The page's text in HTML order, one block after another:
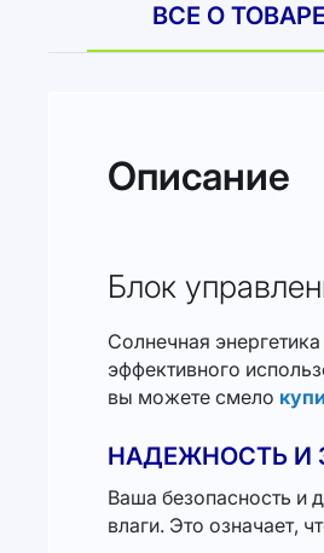
ВСЕ О ТОВАРЕ
Описание
Блок
Солнечная
эффективного
вы можете смело
НАДЕЖНОСТЬ И
Ваша безопасность и
влаги. Это означает,